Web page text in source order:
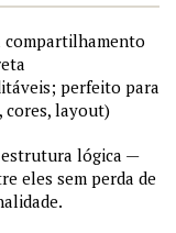
compartilhamento
perfeito para
cores, layout)
estrutura lógica —
eles sem perda de